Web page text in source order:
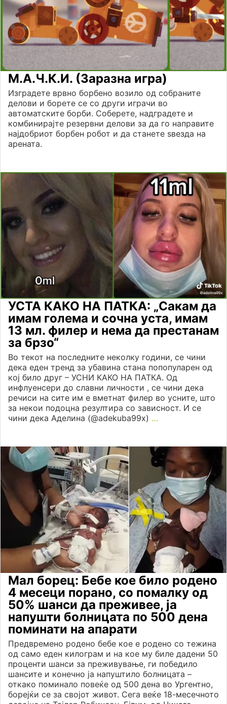
М.А.Ч.К.И. (Заразна игра)
Изградете врвно борбено возило од собраните
делови и борете се со други играчи во
автоматските борби. Соберете, надградете и
комбинирајте резервни делови за да го направите
најдобриот борбен робот и да станете ѕвезда на
арената.
УСТА КАКО НА ПАТКА: „Сакам да
имам голема и сочна уста, имам
13 мл. филер и нема да престанам
за брзо“
Во текот на последните неколку години, се чини
дека еден тренд за убавина стана попопуларен од
кој било друг – УСНИ КАКО НА ПАТКА. Од
инфлуенсери до славни личности , се чини дека
речиси на сите им е вметнат филер во усните, што
за некои подоцна резултира со зависност. И се
чини дека Аделина (@adekuba99x) …
Мал борец: Бебе кое било родено
4 месеци порано, со помалку од
50% шанси да преживее, ја
напушти болницата по 500 дена
поминати на апарати
Предвремено родено бебе кое е родено со тежина
од само еден килограм и на кое му биле дадени 50
проценти шанси за преживување, ги победило
шансите и конечно ја напуштило болницата –
откако поминало повеќе од 500 дена во Ургентно,
борејќи се за својот живот. Сега веќе 18-месечното